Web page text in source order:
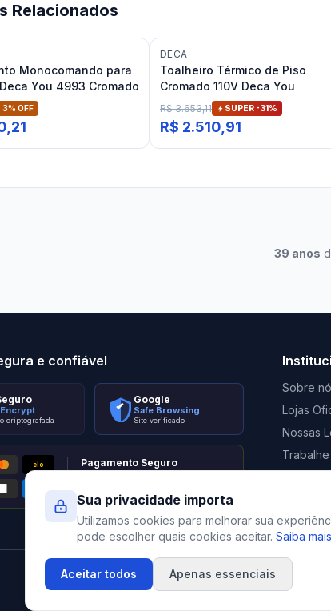
Relacionados
Monocomando para
You 4993 Cromado
3% OFF
DECA
Toalheiro Térmico de Piso
Cromado 110V Deca You
R$ 3.653,11 SUPER -31%
R$ 2.510,91
39 anos
e confiável
criptografada
Google
Safe Browsing
Site verificado
elo Pagamento Seguro
Sobre
Lojas
Nossas
2026
Sua privacidade importa
Utilizamos cookies para melhorar sua
pode escolher quais cookies aceitar. Saiba mais
Aceitar todos Apenas essenciais